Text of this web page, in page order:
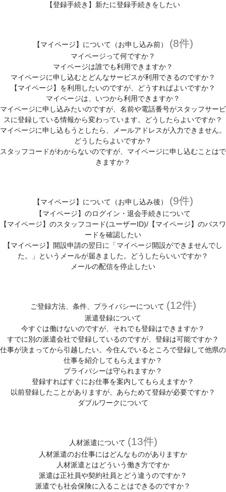
【登録手続き】新たに登録手続きをしたい
【マイページ】について（お申し込み前） (8件)
マイページって何ですか？
マイページは誰でも利用できますか？
マイページに申し込むとどんなサービスが利用できるのですか？
【マイページ】を利用したいのですが、どうすればよいですか？
マイページは、いつから利用できますか？
マイページに申し込みたいのですが、名前や電話番号がスタッフサービ
スに登録している情報から変わっています。どうしたらよいですか？
マイページに申し込もうとしたら、メールアドレスが入力できません。
どうしたらよいですか？
スタッフコードがわからないのですが、マイページに申し込むことはで
きますか？
【マイページ】について（お申し込み後） (9件)
【マイページ】のログイン・退会手続きについて
【マイページ】のスタッフコード(ユーザーID)/【マイページ】のパスワ
ードを確認したい
【マイページ】開設申請の翌日に「マイページ開設ができませんでし
た。」というメールが届きました。どうしたらいいですか？
メールの配信を停止したい
ご登録方法、条件、プライバシーについて (12件)
派遣登録について
今すぐは働けないのですが、それでも登録はできますか？
すでに別の派遣会社で登録しているのですが、登録は可能ですか？
仕事が決まってから引越したい。今住んでいるところで登録して他県の
仕事を紹介してもらえますか？
プライバシーは守られますか？
登録すればすぐにお仕事を案内してもらえますか？
以前登録したことがありますが、あらためて登録が必要ですか？
ダブルワークについて
人材派遣について (13件)
人材派遣のお仕事にはどんなものがありますか
人材派遣とはどういう働き方ですか
派遣は正社員や契約社員とどう違うのですか？
派遣でも社会保険に入ることはできるのですか？